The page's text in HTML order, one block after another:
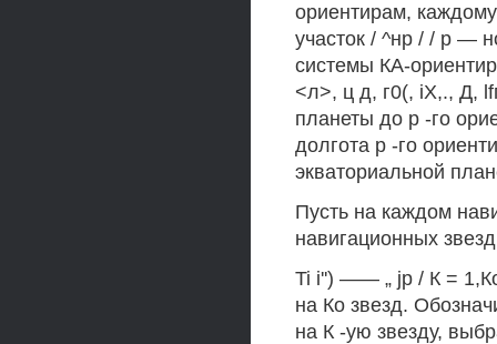
ориентирам,
участок / ^нр / / р —
системы КА-
<л>, ц д, г0(, iX,., Д,
планеты до р -го
долгота р -го
экваториальной
Пусть на каждом
навигационных
Ti i'') —— „ jp / К =
на Ко звезд.
на К -ую звезду,